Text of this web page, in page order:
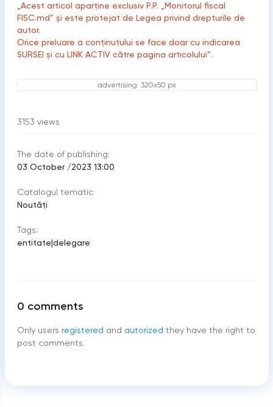
„Acest articol aparține exclusiv P.P. „Monitorul fiscal
FISC.md” și este protejat de Legea privind drepturile de
autor.
Orice preluare a conținutului se face doar cu indicarea
SURSEI și cu LINK ACTIV către pagina articolului”.
advertising: 320x50 px
3153 views
The date of publishing:
03 October /2023 13:00
Catalogul tematic
Noutăți
Tags:
entitate|delegare
0 comments
Only users registered and autorized they have the right to
post comments.